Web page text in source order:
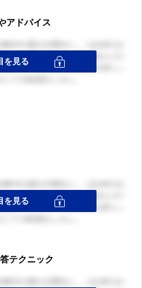
アドバイス
テクニック